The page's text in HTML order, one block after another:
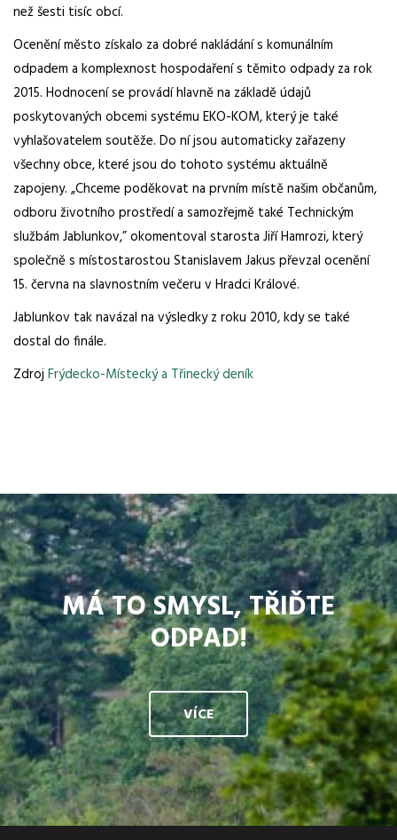
než šesti tisíc obcí.
Ocenění město získalo za dobré nakládání s komunálním
odpadem a komplexnost hospodaření s těmito odpady za rok
2015. Hodnocení se provádí hlavně na základě údajů
poskytovaných obcemi systému EKO-KOM, který je také
vyhlašovatelem soutěže. Do ní jsou automaticky zařazeny
všechny obce, které jsou do tohoto systému aktuálně
zapojeny. „Chceme poděkovat na prvním místě našim občanům,
odboru životního prostředí a samozřejmě také Technickým
službám Jablunkov,” okomentoval starosta Jiří Hamrozi, který
společně s místostarostou Stanislavem Jakus převzal ocenění
15. června na slavnostním večeru v Hradci Králové.
Jablunkov tak navázal na výsledky z roku 2010, kdy se také
dostal do finále.
Zdroj Frýdecko-Místeckýa Třineckýdeník
MÁ TO SMYSL, TŘIĎTE
ODPAD!
VÍCE